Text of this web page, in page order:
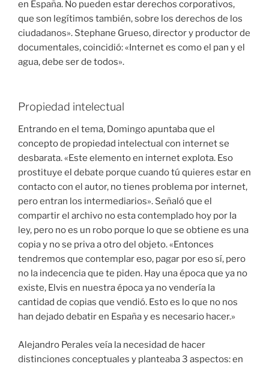
en España. No pueden estar derechos corporativos,
que son legítimos también, sobre los derechos de los
ciudadanos». Stephane Grueso, director y productor de
documentales, coincidió: «Internet es como el pan y el
agua, debe ser de todos».
Propiedad intelectual
Entrando en el tema, Domingo apuntaba que el
concepto de propiedad intelectual con internet se
desbarata. «Este elemento en internet explota. Eso
prostituye el debate porque cuando tú quieres estar en
contacto con el autor, no tienes problema por internet,
pero entran los intermediarios». Señaló que el
compartir el archivo no esta contemplado hoy por la
ley, pero no es un robo porque lo que se obtiene es una
copia y no se priva a otro del objeto. «Entonces
tendremos que contemplar eso, pagar por eso sí, pero
no la indecencia que te piden. Hay una época que ya no
existe, Elvis en nuestra época ya no vendería la
cantidad de copias que vendió. Esto es lo que no nos
han dejado debatir en España y es necesario hacer.»
Alejandro Perales veía la necesidad de hacer
distinciones conceptuales y planteaba 3 aspectos: en